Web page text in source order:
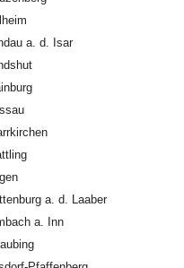
a. d. Isar
a. d. Laaber
a. Inn